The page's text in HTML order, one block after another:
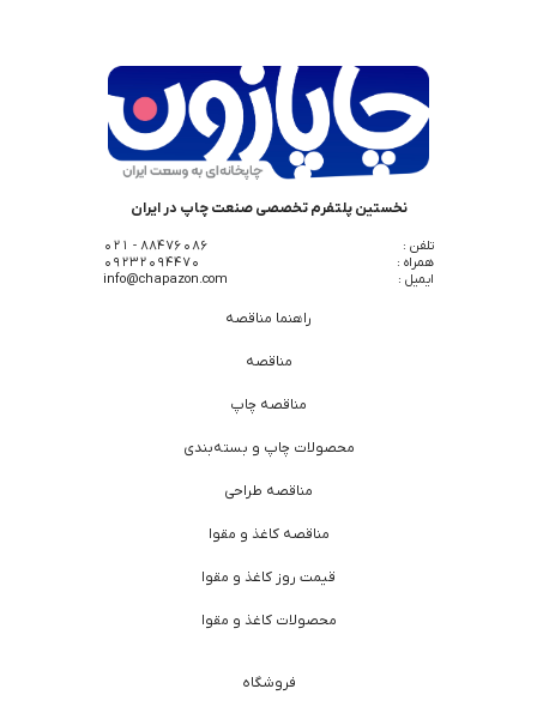
نخستین پلتفرم تخصصی صنعت چاپ در ایران
تلفن :
88476086 - 021
همراه :
09232094470
ایمیل :
info@chapazon.com
راهنما مناقصه
مناقصه
مناقصه چاپ
محصولات چاپ و بسته‌بندی
مناقصه طراحی
مناقصه کاغذ و مقوا
قیمت روز کاغذ و مقوا
محصولات کاغذ و مقوا
فروشگاه